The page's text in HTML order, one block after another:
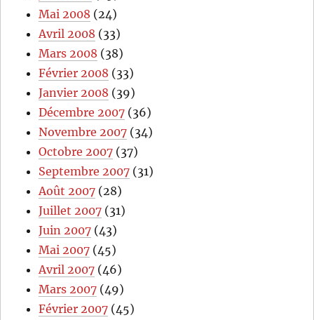
Mai 2008 (24)
Avril 2008 (33)
Mars 2008 (38)
Février 2008 (33)
Janvier 2008 (39)
Décembre 2007 (36)
Novembre 2007 (34)
Octobre 2007 (37)
Septembre 2007 (31)
Août 2007 (28)
Juillet 2007 (31)
Juin 2007 (43)
Mai 2007 (45)
Avril 2007 (46)
Mars 2007 (49)
Février 2007 (45)